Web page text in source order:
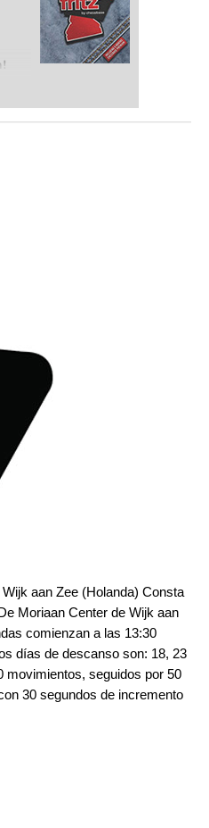
aan Zee (Holanda) Consta
Moriaan Center de Wijk aan
comienzan a las 13:30
días de descanso son: 18, 23
movimientos, seguidos por 50
30 segundos de incremento